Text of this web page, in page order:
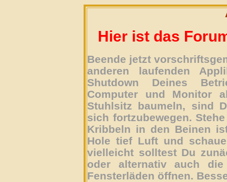
Hier ist das
Beende jetzt
anderen laufenden
Shutdown Deines
Computer und Monitor
Stuhlsitz baumeln, sind
sich fortzubewegen.
Kribbeln in den Beinen
Hole tief Luft und
vielleicht solltest Du
oder alternativ auch
Fensterläden öffnen.